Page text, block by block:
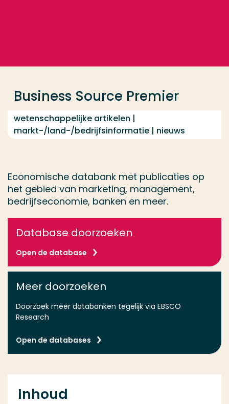
Business Source Premier
wetenschappelijke artikelen |
markt-/land-/bedrijfsinformatie | nieuws
Economische databank met publicaties op
het gebied van marketing, management,
bedrijfseconomie, banken en meer.
Database doorzoeken
Open de database
Meer doorzoeken
Doorzoek meer databanken tegelijk via EBSCO
Research
Open de databases
Inhoud
Opleiding
Contact